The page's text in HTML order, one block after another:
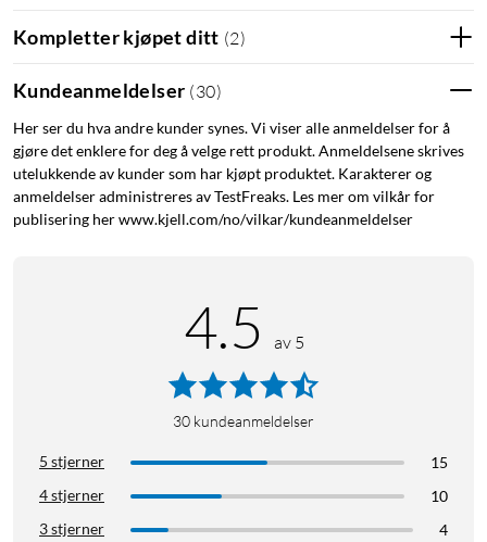
Utmerkelser
Tek.no: "Space One er et røverkjøp med flott lyd og mange
Oppsummering:
Høy komfort – mykt hodebånd og myke øreputer
Forbedret samtalekvalitet ved hjelp av 3 mikrofoner
Kan kobles til flere enheter samtidig (multipoint)
seg hodeformen din. Det myke hodebåndet fordeler trykket
jevnt og gjør det komfortabelt å ha hodetelefonene på lenge
Kompletter kjøpet ditt (2)
Kundeanmeldelser (30)
Her ser du hva andre kunder synes. Vi viser alle anmeldelser for å
gjøre det enklere for deg å velge rett produkt. Anmeldelsene skrives
utelukkende av kunder som har kjøpt produktet. Karakterer og
anmeldelser administreres av TestFreaks. Les mer om vilkår for
publisering her www.kjell.com/no/vilkar/kundeanmeldelser
4.5 av 5
30 kundeanmeldelser
5 stjerner
15
4 stjerner
10
3 stjerner
4